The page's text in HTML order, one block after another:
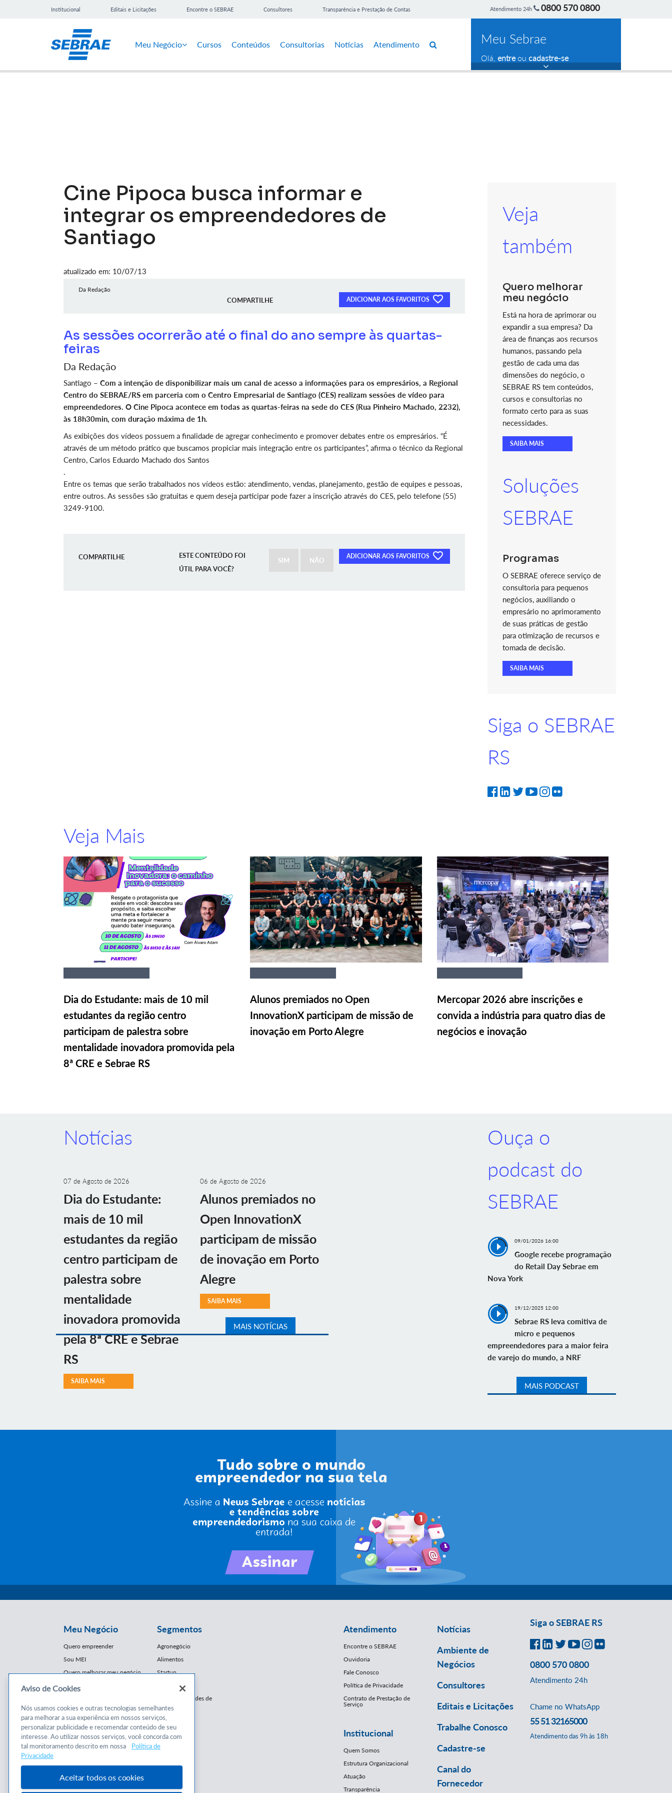
Institucional Editais e Licitações Encontre o SEBRAE Consultores Transparência e Prestação de Contas Atendimento 24h 0800 570 0800
Meu Negócio Cursos Conteúdos Consultorias Notícias Atendimento Meu Sebrae
Olá, entreou cadastre-se
Cine Pipoca busca informar e
integrar os empreendedores de
Santiago
atualizado em: 10/07/13
Da Redação
COMPARTILHE ADICIONAR AOS FAVORITOS
As sessões ocorrerão até o final do ano sempre às quartas-
feiras
Da Redação
Santiago – Com a intenção de disponibilizar mais um canal de acesso a informações para os empresários, a Regional
Centro do SEBRAE/RS em parceria com o Centro Empresarial de Santiago (CES) realizam sessões de vídeo para
empreendedores. O Cine Pipoca acontece em todas as quartas-feiras na sede do CES (Rua Pinheiro Machado, 2232),
às 18h30min, com duração máxima de 1h.
As exibições dos vídeos possuem a finalidade de agregar conhecimento e promover debates entre os empresários. “É
através de um método prático que buscamos propiciar mais integração entre os participantes”, afirma o técnico da Regional
Centro, Carlos Eduardo Machado dos Santos
.
Entre os temas que serão trabalhados nos vídeos estão: atendimento, vendas, planejamento, gestão de equipes e pessoas,
entre outros. As sessões são gratuitas e quem deseja participar pode fazer a inscrição através do CES, pelo telefone (55)
3249-9100.
COMPARTILHE ADICIONAR AOS FAVORITOS
ESTE CONTEÚDO FOI
ÚTIL PARA VOCÊ?
SIM NÃO
Veja
também
Quero melhorar
meu negócio
Está na hora de aprimorar ou
expandir a sua empresa? Da
área de finanças aos recursos
humanos, passando pela
gestão de cada uma das
dimensões do negócio, o
SEBRAE RS tem conteúdos,
cursos e consultorias no
formato certo para as suas
necessidades.
SAIBA MAIS
Soluções
SEBRAE
Programas
O SEBRAE oferece serviço de
consultoria para pequenos
negócios, auxiliando o
empresário no aprimoramento
de suas práticas de gestão
para otimização de recursos e
tomada de decisão.
SAIBA MAIS
Siga o SEBRAE
RS
Veja Mais
Dia do Estudante: mais de 10 mil
estudantes da região centro
participam de palestra sobre
mentalidade inovadora promovida pela
8ª CRE e Sebrae RS
Alunos premiados no Open
InnovationX participam de missão de
inovação em Porto Alegre
Mercopar 2026 abre inscrições e
convida a indústria para quatro dias de
negócios e inovação
Notícias
07 de Agosto de 2026
Dia do Estudante:
mais de 10 mil
estudantes da região
centro participam de
palestra sobre
mentalidade
inovadora promovida
pela 8ª CRE e Sebrae
RS
SAIBA MAIS
06 de Agosto de 2026
Alunos premiados no
Open InnovationX
participam de missão
de inovação em Porto
Alegre
SAIBA MAIS
MAIS NOTÍCIAS
Ouça o
podcast do
SEBRAE
09/01/2026 16:00
Google recebe programação
do Retail Day Sebrae em
Nova York
19/12/2025 12:00
Sebrae RS leva comitiva de
micro e pequenos
empreendedores para a maior feira
de varejo do mundo, a NRF
MAIS PODCAST
Meu Negócio
Quero empreender
Sou MEI
Quero melhorar meu negócio
Conteúdos
Cursos
Consultorias
Segmentos
Agronegócio
Alimentos
Startup
E-Commerce
Franquias / Redes de
Cooperação
Moda
Moveleiro
Saúde
Mercopar
Atendimento
Encontre o SEBRAE
Ouvidoria
Fale Conosco
Política de Privacidade
Contrato de Prestação de
Serviço
Institucional
Quem Somos
Estrutura Organizacional
Atuação
Transparência
Notícias
Ambiente de
Negócios
Consultores
Editais e Licitações
Trabalhe Conosco
Cadastre-se
Canal do
Fornecedor
Siga o SEBRAE RS
0800 570 0800
Atendimento 24h
Chame no WhatsApp
55 51 32165000
Atendimento das 9h às 18h
Aviso de Cookies
Nós usamos cookies e outras tecnologias semelhantes
para melhorar a sua experiência em nossos serviços,
personalizar publicidade e recomendar conteúdo de seu
interesse. Ao utilizar nossos serviços, você concorda com
tal monitoramento descrito em nossa
Política de
Privacidade
Aceitar todos os cookies